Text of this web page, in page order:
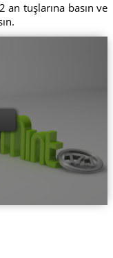
an tuşlarına basın ve